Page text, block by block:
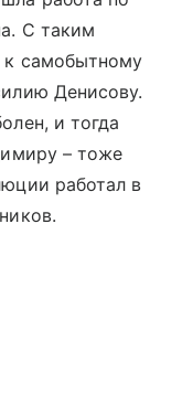
С таким
к самобытному
Денисову.
и тогда
– тоже
работал в